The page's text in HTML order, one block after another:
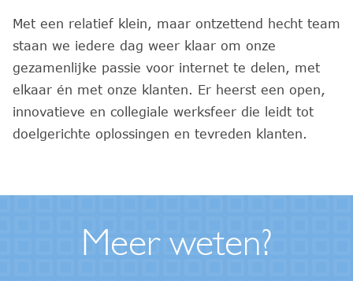
Met een relatief klein, maar ontzettend hecht team
staan we iedere dag weer klaar om onze
gezamenlijke passie voor internet te delen, met
elkaar én met onze klanten. Er heerst een open,
innovatieve en collegiale werksfeer die leidt tot
doelgerichte oplossingen en tevreden klanten.
Meer weten?